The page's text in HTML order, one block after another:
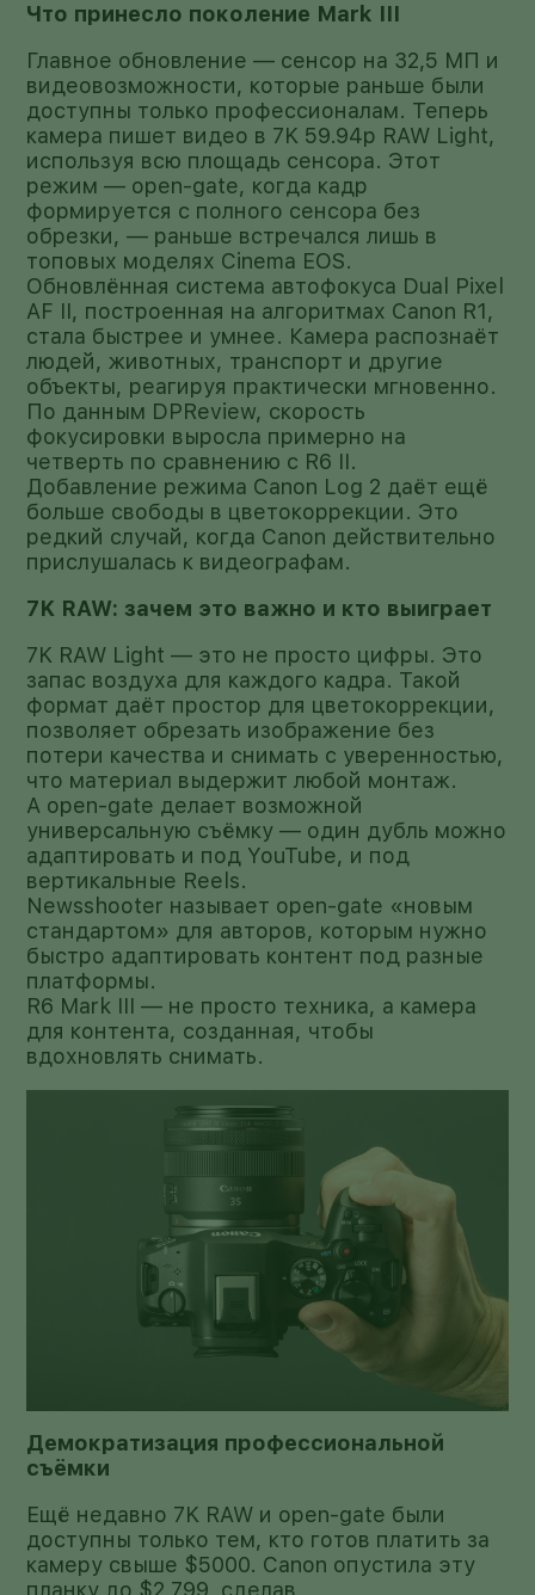
Что принесло поколение Mark III
Главное обновление — сенсор на 32,5 МП и
видеовозможности, которые раньше были
доступны только профессионалам. Теперь
камера пишет видео в 7K 59.94p RAW Light,
используя всю площадь сенсора. Этот
режим — open-gate, когда кадр
формируется с полного сенсора без
обрезки, — раньше встречался лишь в
топовых моделях Cinema EOS.
Обновлённая система автофокуса Dual Pixel
AF II, построенная на алгоритмах Canon R1,
стала быстрее и умнее. Камера распознаёт
людей, животных, транспорт и другие
объекты, реагируя практически мгновенно.
По данным DPReview, скорость
фокусировки выросла примерно на
четверть по сравнению с R6 II.
Добавление режима Canon Log 2 даёт ещё
больше свободы в цветокоррекции. Это
редкий случай, когда Canon действительно
прислушалась к видеографам.
7K RAW: зачем это важно и кто выиграет
7K RAW Light — это не просто цифры. Это
запас воздуха для каждого кадра. Такой
формат даёт простор для цветокоррекции,
позволяет обрезать изображение без
потери качества и снимать с уверенностью,
что материал выдержит любой монтаж.
А open-gate делает возможной
универсальную съёмку — один дубль можно
адаптировать и под YouTube, и под
вертикальные Reels.
Newsshooter называет open-gate «новым
стандартом» для авторов, которым нужно
быстро адаптировать контент под разные
платформы.
R6 Mark III — не просто техника, а камера
для контента, созданная, чтобы
вдохновлять снимать.
Демократизация профессиональной
съёмки
Ещё недавно 7K RAW и open-gate были
доступны только тем, кто готов платить за
камеру свыше $5000. Canon опустила эту
планку до $2 799, сделав